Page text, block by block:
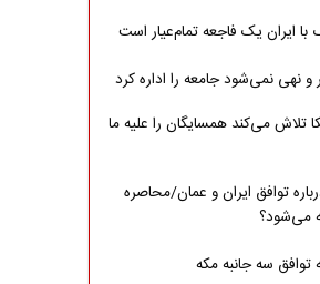
با ایران یک فاجعه تمام‌عیار است
و نهی نمی‌شود جامعه را اداره کرد
تلاش می‌کند همسایگان را علیه ما
توافق ایران و عمان/محاصره
می‌شود؟
سه جانبه مکه